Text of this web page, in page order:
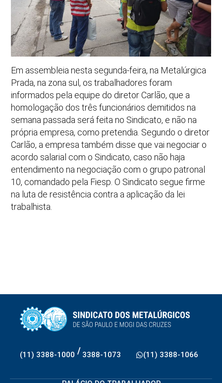
Em assembleia nesta segunda-feira, na Metalúrgica
Prada, na zona sul, os trabalhadores foram
informados pela equipe do diretor Carlão, que a
homologação dos três funcionários demitidos na
semana passada será feita no Sindicato, e não na
própria empresa, como pretendia. Segundo o diretor
Carlão, a empresa também disse que vai negociar o
acordo salarial com o Sindicato, caso não haja
entendimento na negociação com o grupo patronal
10, comandado pela Fiesp. O Sindicato segue firme
na luta de resistência contra a aplicação da lei
trabalhista.
(11) 3388-1000 / 3388-1073 (11) 3388-1066